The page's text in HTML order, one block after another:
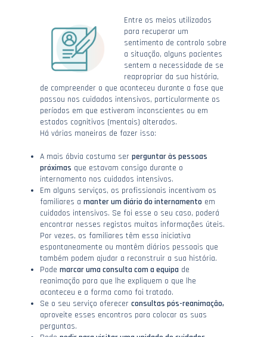
Entre os meios utilizados
para recuperar um
sentimento de controlo sobre
a situação, alguns pacientes
sentem a necessidade de se
reapropriar da sua história,
de compreender o que aconteceu durante a fase que
passou nos cuidados intensivos, particularmente os
períodos em que estiveram inconscientes ou em
estados cognitivos (mentais) alterados.
Há várias maneiras de fazer isso:
A mais óbvia costuma ser perguntar às pessoas
próximas que estavam consigo durante o
internamento nos cuidados intensivos.
Em alguns serviços, os profissionais incentivam os
familiares a manter um diário do internamento em
cuidados intensivos. Se foi esse o seu caso, poderá
encontrar nesses registos muitas informações úteis.
Por vezes, os familiares têm essa iniciativa
espontaneamente ou mantêm diários pessoais que
também podem ajudar a reconstruir a sua história.
Pode marcar uma consulta com a equipa de
reanimação para que lhe expliquem o que lhe
aconteceu e a forma como foi tratado.
Se o seu serviço oferecer consultas pós-reanimação,
aproveite esses encontros para colocar as suas
perguntas.